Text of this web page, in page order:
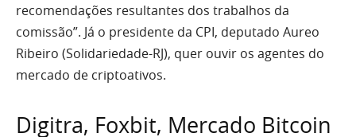
recomendações resultantes dos trabalhos da
comissão”. Já o presidente da CPI, deputado Aureo
Ribeiro (Solidariedade-RJ), quer ouvir os agentes do
mercado de criptoativos.
Digitra, Foxbit, Mercado Bitcoin